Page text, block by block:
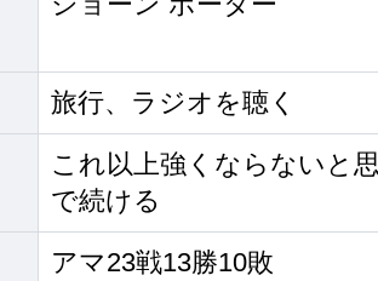
旅行、ラジオを聴く
これ以上強くならないと
で続ける
アマ23戦13勝10敗